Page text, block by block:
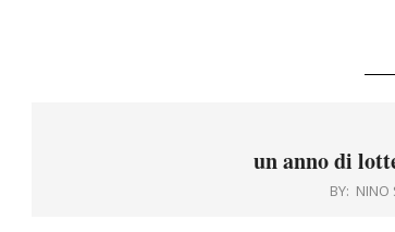
un anno di
BY: NINO